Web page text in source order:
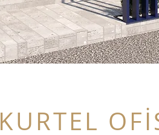
KURTEL